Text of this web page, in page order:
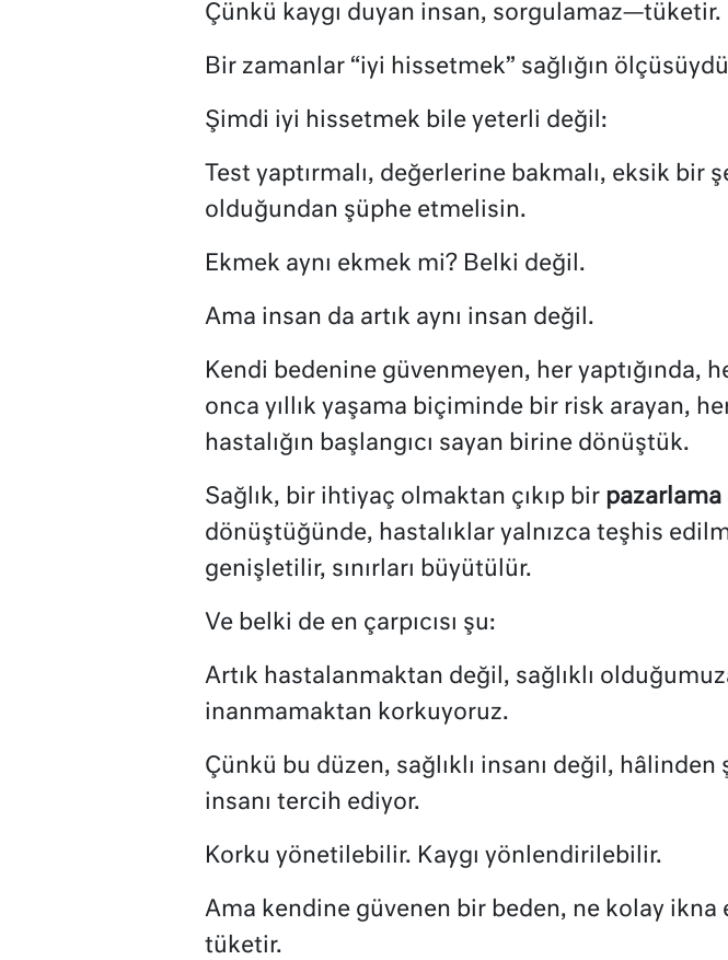
Çünkü kaygı duyan insan, sorgulamaz—tüketir.
Bir zamanlar “iyi hissetmek” sağlığın
Şimdi iyi hissetmek bile yeterli değil:
Test yaptırmalı, değerlerine bakmalı, eksik bir
olduğundan şüphe etmelisin.
Ekmek aynı ekmek mi? Belki değil.
Ama insan da artık aynı insan değil.
Kendi bedenine güvenmeyen, her yaptığında,
onca yıllık yaşama biçiminde bir risk arayan,
hastalığın başlangıcı sayan birine dönüştük.
Sağlık, bir ihtiyaç olmaktan çıkıp bir pazarlama
dönüştüğünde, hastalıklar yalnızca teşhis
genişletilir, sınırları büyütülür.
Ve belki de en çarpıcısı şu:
Artık hastalanmaktan değil, sağlıklı
inanmamaktan korkuyoruz.
Çünkü bu düzen, sağlıklı insanı değil, hâlinden
insanı tercih ediyor.
Korku yönetilebilir. Kaygı yönlendirilebilir.
Ama kendine güvenen bir beden, ne kolay ikna
tüketir.